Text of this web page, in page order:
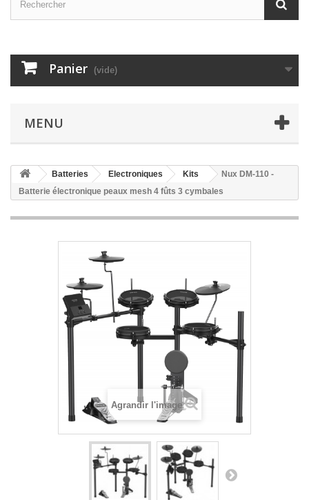
Panier (vide)
MENU
Batteries Electroniques Kits
Nux DM-110 -
Batterie électronique peaux mesh 4 fûts 3 cymbales
Agrandir l'image